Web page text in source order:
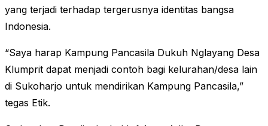
yang terjadi terhadap tergerusnya identitas bangsa
Indonesia.
“Saya harap Kampung Pancasila Dukuh Nglayang Desa
Klumprit dapat menjadi contoh bagi kelurahan/desa lain
di Sukoharjo untuk mendirikan Kampung Pancasila,”
tegas Etik.